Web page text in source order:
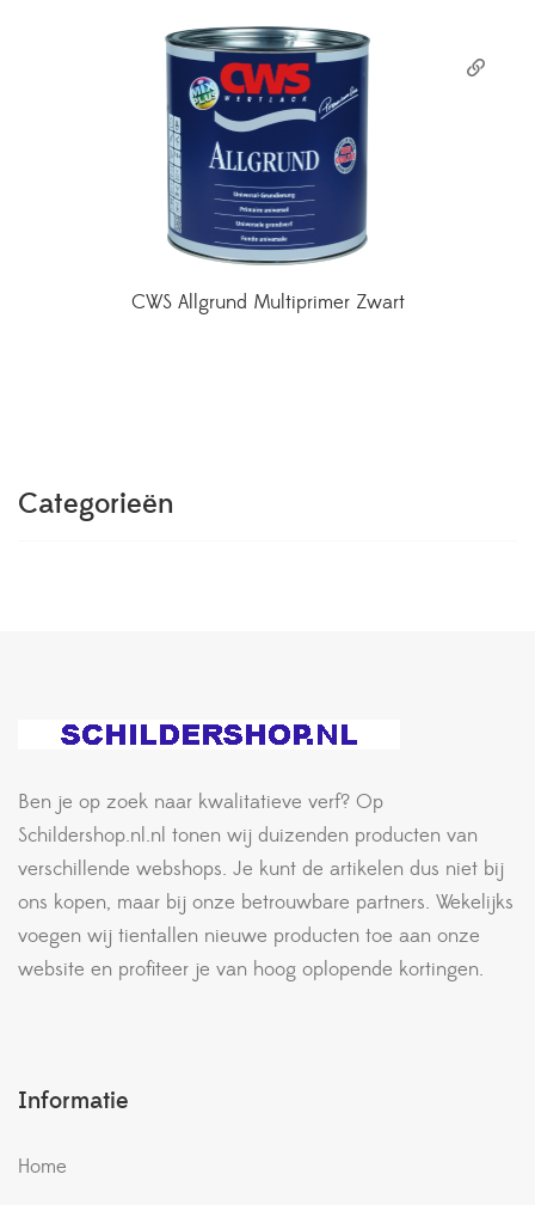
CWS Allgrund Multiprimer Zwart
Categorieën
Ben je op zoek naar kwalitatieve verf? Op
Schildershop.nl.nl tonen wij duizenden producten van
verschillende webshops. Je kunt de artikelen dus niet bij
ons kopen, maar bij onze betrouwbare partners. Wekelijks
voegen wij tientallen nieuwe producten toe aan onze
website en profiteer je van hoog oplopende kortingen.
Informatie
Home